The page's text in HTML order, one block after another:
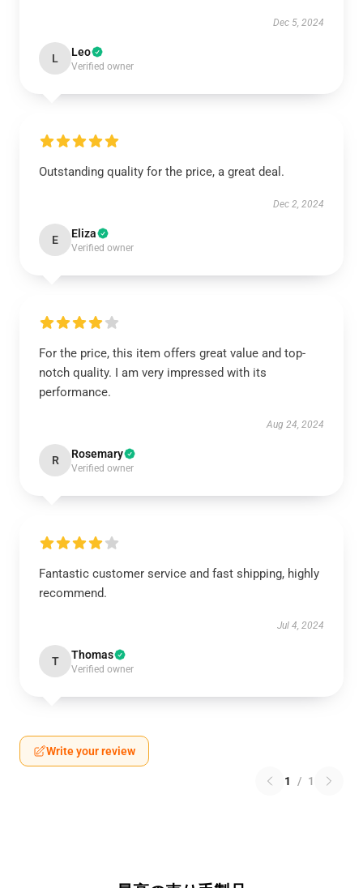
Dec 5, 2024
L Leo
Verified owner
Outstanding quality for the price, a great deal.
Dec 2, 2024
E Eliza
Verified owner
For the price, this item offers great value and top-
notch quality. I am very impressed with its
performance.
Aug 24, 2024
R Rosemary
Verified owner
Fantastic customer service and fast shipping, highly
recommend.
Jul 4, 2024
T Thomas
Verified owner
Write your review
1 / 1